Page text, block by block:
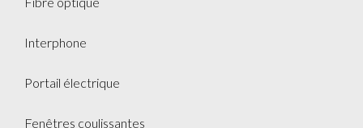
Interphone
Portail électrique
Fenêtres coulissantes